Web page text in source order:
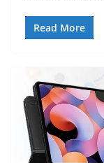
Read More